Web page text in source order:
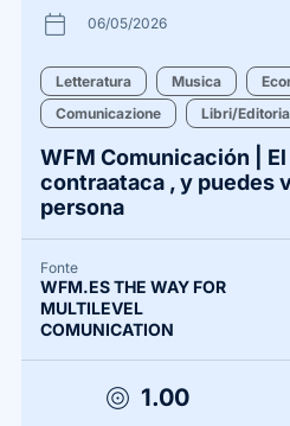
calendar_today 06/05/2026
Letteratura Musica
Comunicazione
Libri/Editoria
WFM Comunicación | El
contraataca , y puedes
persona
Fonte
WFM.ES THE WAY FOR
MULTILEVEL
COMUNICATION
target 1.00